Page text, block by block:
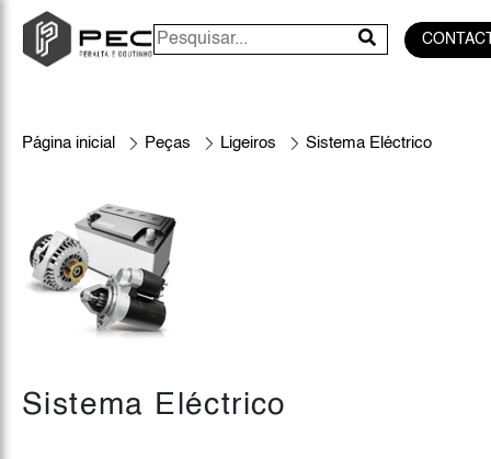
Página inicial Peças Ligeiros Sistema Eléctrico
Sistema Eléctrico